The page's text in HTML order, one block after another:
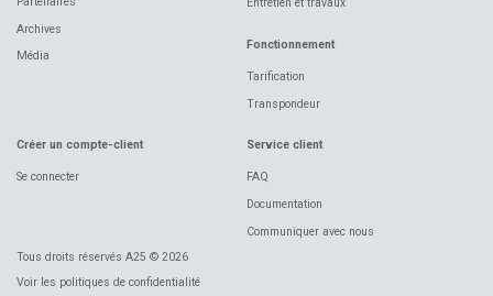
Archives
Média
Fonctionnement
Tarification
Transpondeur
Créer un compte-client
Se connecter
Service client
FAQ
Documentation
Communiquer avec nous
Tous droits réservés A25 © 2026
Voir les politiques de confidentialité